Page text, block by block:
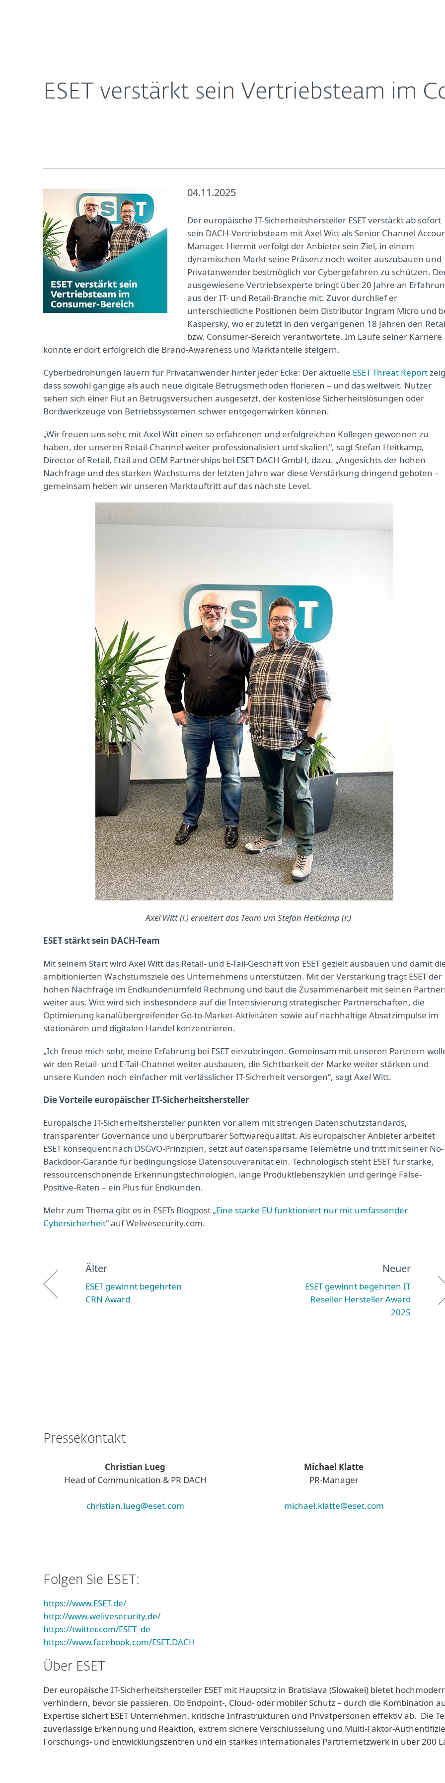
ESET verstärkt sein Vertriebsteam im
04.11.2025
Der europäische IT-Sicherheitshersteller ESET verstärkt ab sofort
sein DACH-Vertriebsteam mit Axel Witt als Senior Channel
Manager. Hiermit verfolgt der Anbieter sein Ziel, in einem
dynamischen Markt seine Präsenz noch weiter auszubauen und
Privatanwender bestmöglich vor Cybergefahren zu schützen.
ausgewiesene Vertriebsexperte bringt über 20 Jahre an
aus der IT- und Retail-Branche mit: Zuvor durchlief er
unterschiedliche Positionen beim Distributor Ingram Micro und
Kaspersky, wo er zuletzt in den vergangenen 18 Jahren den
bzw. Consumer-Bereich verantwortete. Im Laufe seiner Karriere
konnte er dort erfolgreich die Brand-Awareness und Marktanteile steigern.
Cyberbedrohungen lauern für Privatanwender hinter jeder Ecke: Der aktuelle ESET Threat Report
dass sowohl gängige als auch neue digitale Betrugsmethoden florieren – und das weltweit. Nutzer
sehen sich einer Flut an Betrugsversuchen ausgesetzt, der kostenlose Sicherheitslösungen oder
Bordwerkzeuge von Betriebssystemen schwer entgegenwirken können.
„Wir freuen uns sehr, mit Axel Witt einen so erfahrenen und erfolgreichen Kollegen gewonnen zu
haben, der unseren Retail-Channel weiter professionalisiert und skaliert“, sagt Stefan Heitkamp,
Director of Retail, Etail and OEM Partnerships bei ESET DACH GmbH, dazu. „Angesichts der hohen
Nachfrage und des starken Wachstums der letzten Jahre war diese Verstärkung dringend geboten –
gemeinsam heben wir unseren Marktauftritt auf das nächste Level.
Axel Witt (l.) erweitert das Team um Stefan Heitkamp (r.)
ESET stärkt sein DACH-Team
Mit seinem Start wird Axel Witt das Retail- und E-Tail-Geschäft von ESET gezielt ausbauen und damit
ambitionierten Wachstumsziele des Unternehmens unterstützen. Mit der Verstärkung trägt ESET der
hohen Nachfrage im Endkundenumfeld Rechnung und baut die Zusammenarbeit mit seinen
weiter aus. Witt wird sich insbesondere auf die Intensivierung strategischer Partnerschaften, die
Optimierung kanalübergreifender Go-to-Market-Aktivitäten sowie auf nachhaltige Absatzimpulse im
stationären und digitalen Handel konzentrieren.
„Ich freue mich sehr, meine Erfahrung bei ESET einzubringen. Gemeinsam mit unseren Partnern
wir den Retail- und E-Tail-Channel weiter ausbauen, die Sichtbarkeit der Marke weiter stärken und
unsere Kunden noch einfacher mit verlässlicher IT-Sicherheit versorgen“, sagt Axel Witt.
Die Vorteile europäischer IT-Sicherheitshersteller
Europäische IT-Sicherheitshersteller punkten vor allem mit strengen Datenschutzstandards,
transparenter Governance und überprüfbarer Softwarequalität. Als europäischer Anbieter arbeitet
ESET konsequent nach DSGVO-Prinzipien, setzt auf datensparsame Telemetrie und tritt mit seiner No-
Backdoor-Garantie für bedingungslose Datensouveränität ein. Technologisch steht ESET für starke,
ressourcenschonende Erkennungs­technologien, lange Produktlebenszyklen und geringe False-
Positive-Raten – ein Plus für Endkunden.
Mehr zum Thema gibt es in ESETs Blogpost „Eine starke EU funktioniert nur mit umfassender
Cybersicherheit“ auf Welivesecurity.com.
Älter
ESET gewinnt begehrten
CRN Award
Neuer
ESET gewinnt begehrten IT
Reseller Hersteller Award
2025
Pressekontakt
Christian Lueg
Head of Communication & PR DACH
christian.lueg@eset.com
Michael Klatte
PR-Manager
michael.klatte@eset.com
Folgen Sie ESET:
https://www.ESET.de/
http://www.welivesecurity.de/
https://twitter.com/ESET_de
https://www.facebook.com/ESET.DACH
Über ESET
Der europäische IT-Sicherheitshersteller ESET mit Hauptsitz in Bratislava (Slowakei) bietet
verhindern, bevor sie passieren. Ob Endpoint-, Cloud- oder mobiler Schutz – durch die Kombination
Expertise sichert ESET Unternehmen, kritische Infrastrukturen und Privatpersonen effektiv ab. Die
zuverlässige Erkennung und Reaktion, extrem sichere Verschlüsselung und Multi-Faktor-
Forschungs- und Entwicklungszentren und ein starkes internationales Partnernetzwerk in über 200